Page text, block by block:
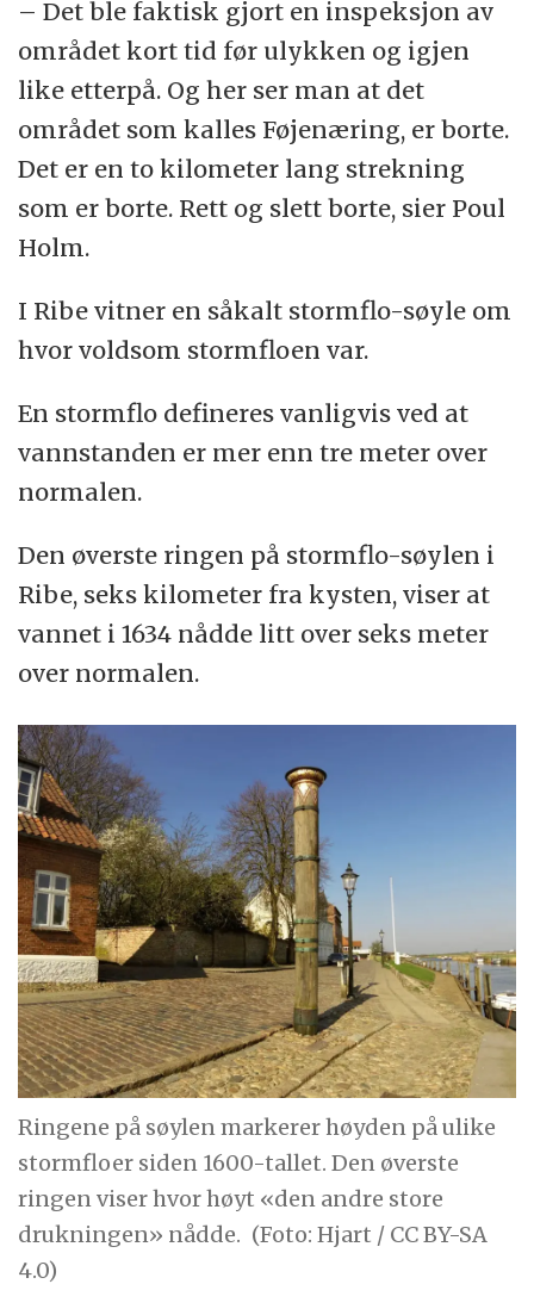
– Det ble faktisk gjort en inspeksjon av
området kort tid før ulykken og igjen
like etterpå. Og her ser man at det
området som kalles Føjenæring, er borte.
Det er en to kilometer lang strekning
som er borte. Rett og slett borte, sier Poul
Holm.
I Ribe vitner en såkalt stormflo-søyle om
hvor voldsom stormfloen var.
En stormflo defineres vanligvis ved at
vannstanden er mer enn tre meter over
normalen.
Den øverste ringen på stormflo-søylen i
Ribe, seks kilometer fra kysten, viser at
vannet i 1634 nådde litt over seks meter
over normalen.
Ringene på søylen markerer høyden på ulike
stormfloer siden 1600-tallet. Den øverste
ringen viser hvor høyt «den andre store
drukningen» nådde. (Foto: Hjart / CC BY-SA
4.0)